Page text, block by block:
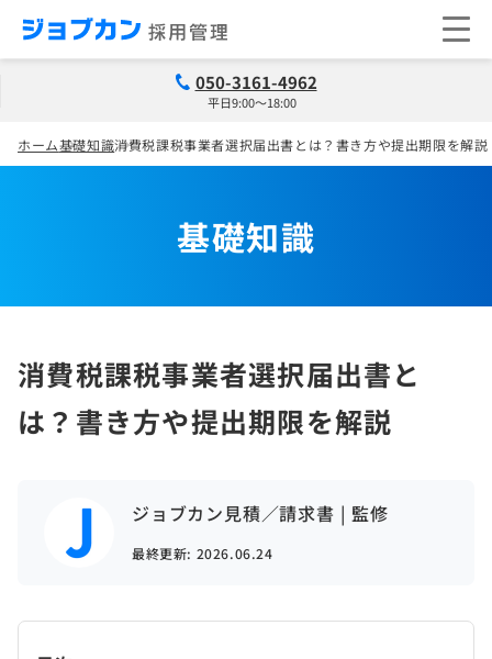
050-3161-4962
平日9:00～18:00
ホーム基礎知識消費税課税事業者選択届出書とは？書き方や提出期限を解説
基礎知識
消費税課税事業者選択届出書と
は？書き方や提出期限を解説
ジョブカン見積／請求書 | 監修
最終更新: 2026.06.24